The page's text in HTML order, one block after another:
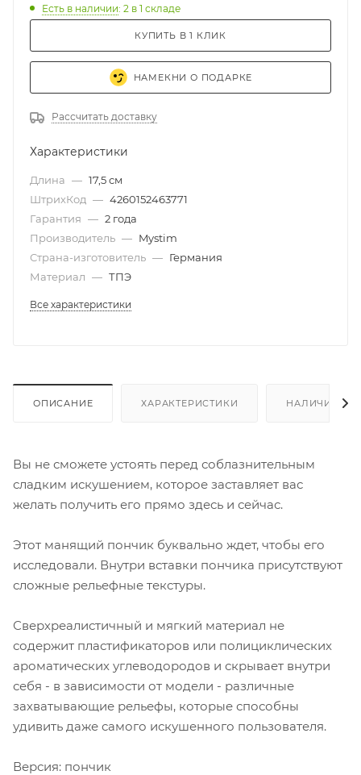
Есть в наличии: 2 в 1 складе
КУПИТЬ В 1 КЛИК
НАМЕКНИ О ПОДАРКЕ
Рассчитать доставку
Характеристики
Длина — 17,5 см
ШтрихКод — 4260152463771
Гарантия — 2 года
Производитель — Mystim
Страна-изготовитель — Германия
Материал — ТПЭ
Все характеристики
ОПИСАНИЕ ХАРАКТЕРИСТИКИ НАЛИЧИЕ
Вы не сможете устоять перед соблазнительным
сладким искушением, которое заставляет вас
желать получить его прямо здесь и сейчас.
Этот манящий пончик буквально ждет, чтобы его
исследовали. Внутри вставки пончика присутствуют
сложные рельефные текстуры.
Сверхреалистичный и мягкий материал не
содержит пластификаторов или полициклических
ароматических углеводородов и скрывает внутри
себя - в зависимости от модели - различные
захватывающие рельефы, которые способны
удивить даже самого искушенного пользователя.
Версия: пончик